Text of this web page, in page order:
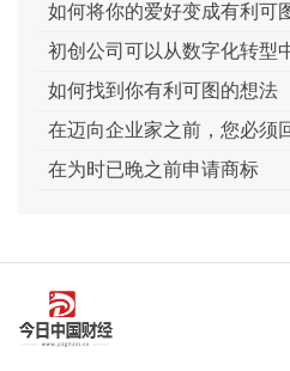
如何将你的爱好变成有利可
初创公司可以从数字化转型
如何找到你有利可图的想法
在迈向企业家之前，您必须
在为时已晚之前申请商标